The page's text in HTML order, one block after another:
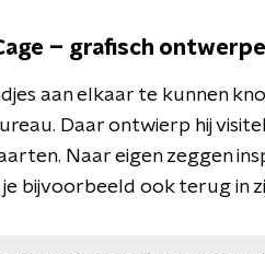
– grafisch
aan elkaar te kunnen
Daar ontwierp hij
Naar eigen zeggen
je bijvoorbeeld ook terug in